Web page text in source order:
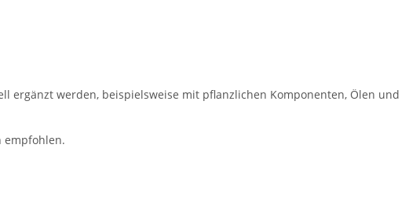
ergänzt werden, beispielsweise mit pflanzlichen Komponenten, Ölen und
empfohlen.